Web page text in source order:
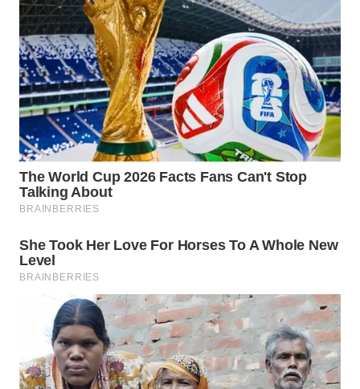
WN
LABUANBAJO
WN
BORNEO
Wahana
Media
Group
WAHANA
WAHANA
ADVOKAT